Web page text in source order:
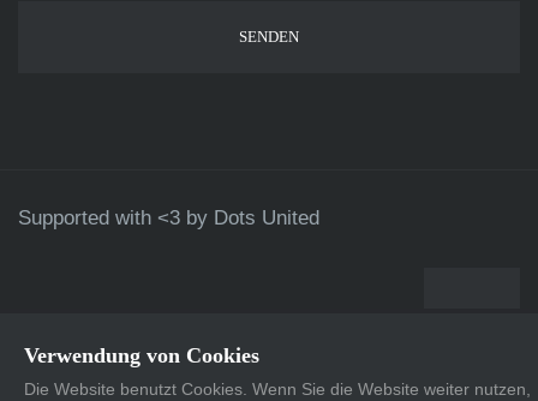
Supported with <3 by Dots United
Verwendung von Cookies
Die Website benutzt Cookies. Wenn Sie die Website weiter nutzen,